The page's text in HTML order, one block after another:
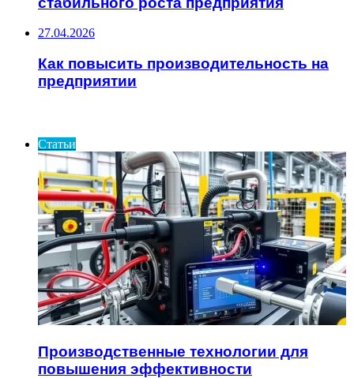
27.04.2026
Как повысить производительность на
предприятии
Статьи
Производственные технологии для
повышения эффективности